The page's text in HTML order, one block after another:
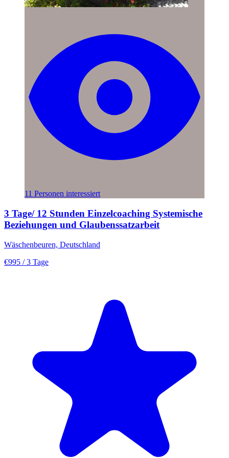
11 Personen interessiert
3 Tage/ 12 Stunden Einzelcoaching Systemische
Beziehungen und Glaubenssatzarbeit
Wäschenbeuren, Deutschland
€995 / 3 Tage